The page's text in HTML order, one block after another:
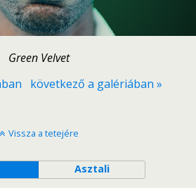
Green Velvet
következő a galériában »
Vissza a tetejére
Asztali